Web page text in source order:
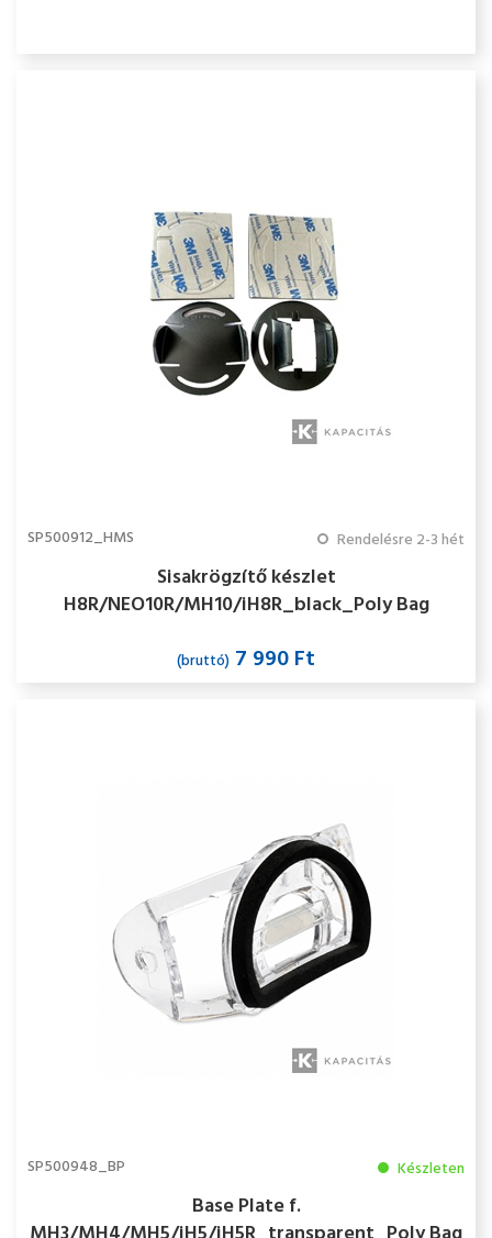
SP500912_HMS Rendelésre 2-3 hét
Sisakrögzítő készlet
H8R/NEO10R/MH10/iH8R_black_Poly Bag
(bruttó) 7 990 Ft
SP500948_BP Készleten
Base Plate f.